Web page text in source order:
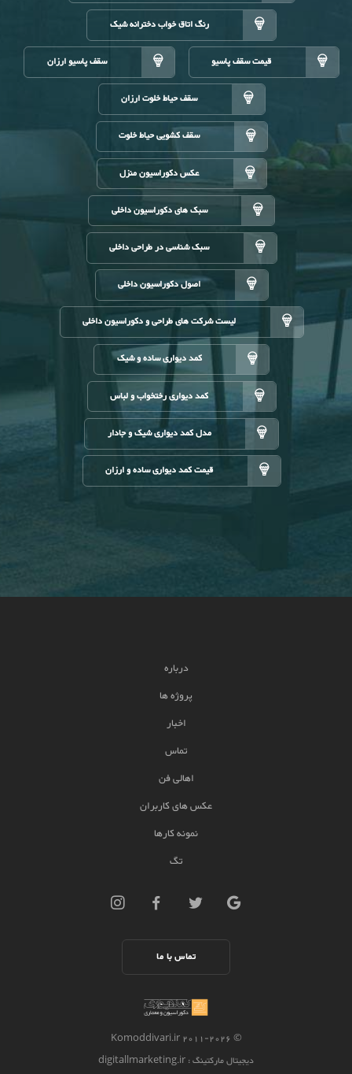
رنگ اتاق خواب دخترانه شیک
قیمت سقف پاسیو سقف پاسیو ارزان
سقف حیاط خلوت ارزان
سقف کشویی حیاط خلوت
عکس دکوراسیون منزل
سبک های دکوراسیون داخلی
سبک شناسی در طراحی داخلی
اصول دکوراسیون داخلی
لیست شرکت های طراحی و دکوراسیون داخلی
کمد دیواری ساده و شیک
کمد دیواری رختخواب و لباس
مدل کمد دیواری شیک و جادار
قیمت کمد دیواری ساده و ارزان
درباره
پروژه ها
اخبار
تماس
اهالی فن
عکس های کاربران
نمونه کارها
تگ
تماس با ما
© 2011-
2026 Komoddivari.ir
دیجیتال مارکتینگ: digitallmarketing.ir